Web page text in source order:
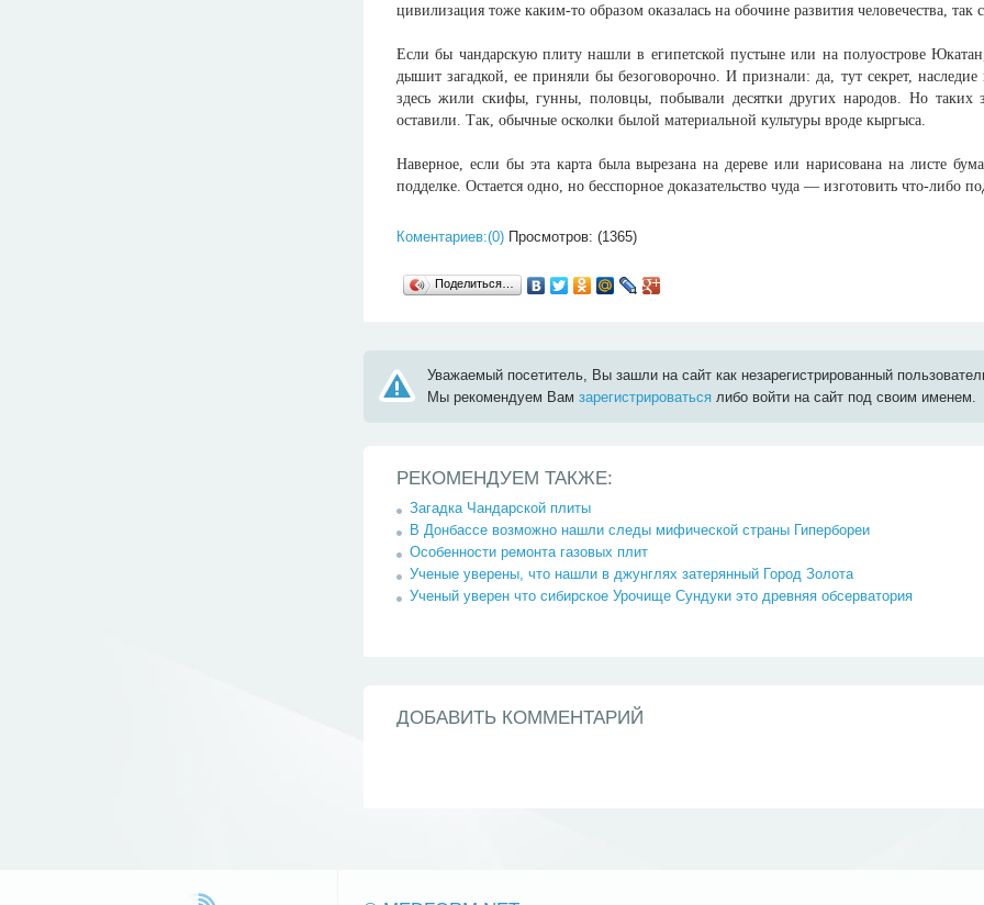
цивилизация тоже каким-то образом оказалась на обочине развития человечества, так
Если бы чандарскую плиту нашли в египетской пустыне или на полуострове
дышит загадкой, ее приняли бы безоговорочно. И признали: да, тут секрет,
здесь жили скифы, гунны, половцы, побывали десятки других народов. Но таких
оставили. Так, обычные осколки былой материальной культуры вроде кыргыса.
Наверное, если бы эта карта была вырезана на дереве или нарисована на листе
подделке. Остается одно, но бесспорное доказательство чуда — изготовить что-либо
Коментариев:(0) Просмотров: (1365)
Поделиться…
Уважаемый посетитель, Вы зашли на сайт как незарегистрированный
Мы рекомендуем Вамзарегистрироваться либо войти на сайт под своим именем.
РЕКОМЕНДУЕМ ТАКЖЕ:
Загадка Чандарской плиты
В Донбассе возможно нашли следы мифической страны Гипербореи
Особенности ремонта газовых плит
Ученые уверены, что нашли в джунглях затерянный Город Золота
Ученый уверен что сибирское Урочище Сундуки это древняя обсерватория
ДОБАВИТЬ КОММЕНТАРИЙ